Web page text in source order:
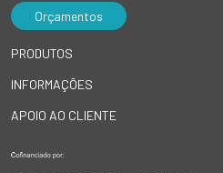
Orçamentos
PRODUTOS
INFORMAÇÕES
APOIO AO CLIENTE